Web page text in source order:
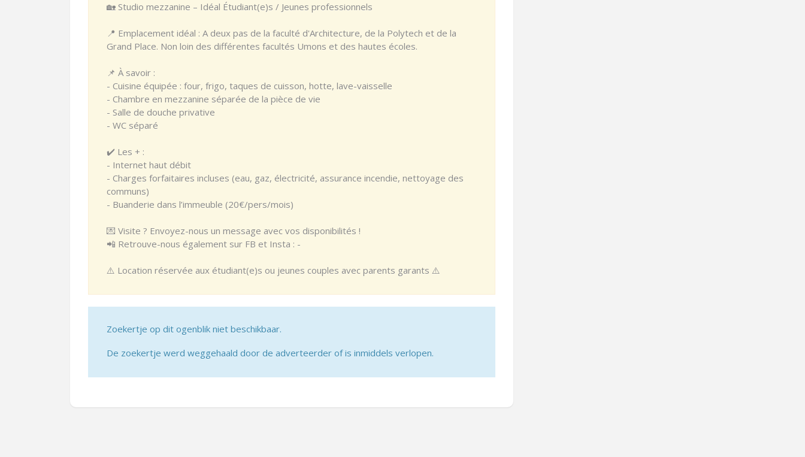
🏡 Studio mezzanine – Idéal Étudiant(e)s / Jeunes professionnels
📍 Emplacement idéal : A deux pas de la faculté d'Architecture, de la Polytech et de la
Grand Place. Non loin des différentes facultés Umons et des hautes écoles.
📌 À savoir :
- Cuisine équipée : four, frigo, taques de cuisson, hotte, lave-vaisselle
- Chambre en mezzanine séparée de la pièce de vie
- Salle de douche privative
- WC séparé
✔️ Les + :
- Internet haut débit
- Charges forfaitaires incluses (eau, gaz, électricité, assurance incendie, nettoyage des
communs)
- Buanderie dans l’immeuble (20€/pers/mois)
💌 Visite ? Envoyez-nous un message avec vos disponibilités !
📲 Retrouve-nous également sur FB et Insta : -
⚠️ Location réservée aux étudiant(e)s ou jeunes couples avec parents garants ⚠️
Zoekertje op dit ogenblik niet beschikbaar.
De zoekertje werd weggehaald door de adverteerder of is inmiddels verlopen.